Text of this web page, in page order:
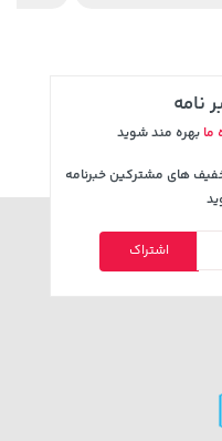
تومان
نامه
ما بهره مند شوید
های مشترکین خبرنامه
اشتراک